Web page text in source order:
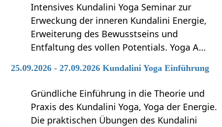
Intensives Kundalini Yoga Seminar zur
Erweckung der inneren Kundalini Energie,
Erweiterung des Bewusstseins und
Entfaltung des vollen Potentials. Yoga A…
25.09.2026 - 27.09.2026 Kundalini Yoga Einführung
Gründliche Einführung in die Theorie und
Praxis des Kundalini Yoga, Yoga der Energie.
Die praktischen Übungen des Kundalini